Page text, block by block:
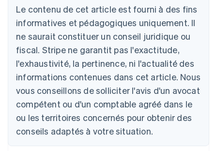
Le contenu de cet article est fourni à des fins
informatives et pédagogiques uniquement. Il
ne saurait constituer un conseil juridique ou
fiscal. Stripe ne garantit pas l'exactitude,
l'exhaustivité, la pertinence, ni l'actualité des
informations contenues dans cet article. Nous
vous conseillons de solliciter l'avis d'un avocat
compétent ou d'un comptable agréé dans le
ou les territoires concernés pour obtenir des
conseils adaptés à votre situation.
Australie
English
Autriche
DeutschEnglish
NederlandsFrançaisDeutschEnglish
Brésil
Português
Bulgarie
English
Canada
Chine continentale
简体中文English